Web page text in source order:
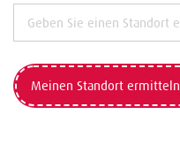
Meinen Standort ermitteln